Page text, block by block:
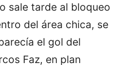
sale tarde al bloqueo
del área chica, se
el gol del
Faz, en plan